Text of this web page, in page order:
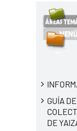
GUÍA
DE